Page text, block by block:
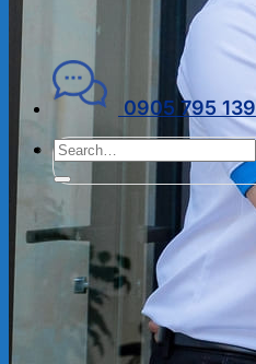
0905 795 139